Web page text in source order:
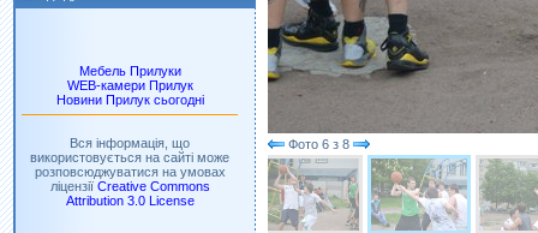
Мебель Прилуки
WEB-камери Прилук
Новини Прилук сьогодні
Вся інформація, що
використовується на сайті може
розповсюджуватися на умовах
ліцензії Creative Commons
Attribution 3.0 License
Фото 6 з 8